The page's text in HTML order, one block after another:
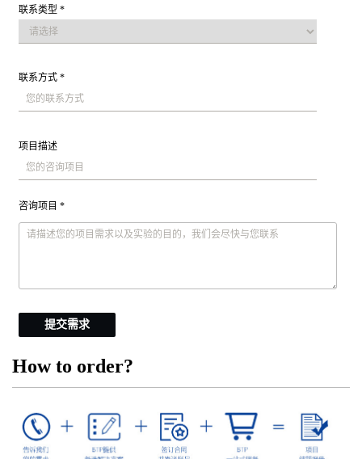
联系类型 *
联系方式 *
项目描述
咨询项目 *
提交需求
How to order?